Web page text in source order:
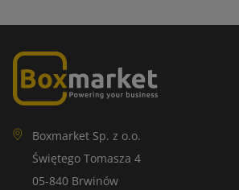
Boxmarket Sp. z o.o.
Świętego Tomasza 4
05-840 Brwinów